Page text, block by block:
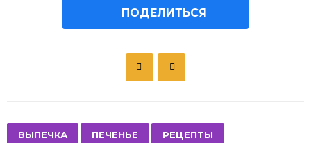
ПОДЕЛИТЬСЯ
ВЫПЕЧКА ПЕЧЕНЬЕ РЕЦЕПТЫ